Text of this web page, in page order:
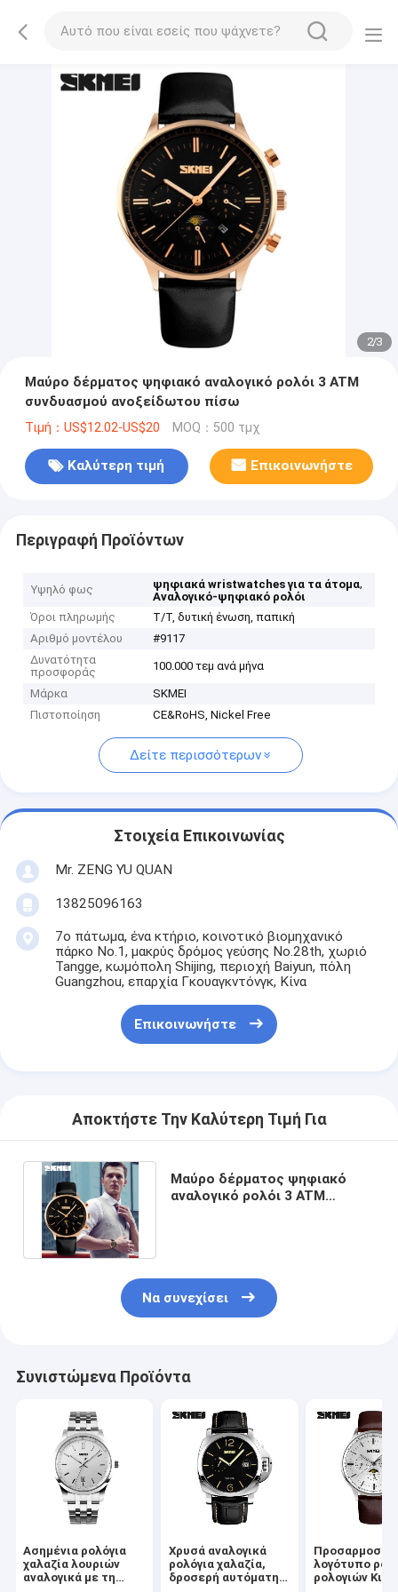
2/3
Μαύρο δέρματος ψηφιακό αναλογικό ρολόι 3 ATM
συνδυασμού ανοξείδωτου πίσω
Τιμή：US$12.02-US$20 MOQ：500 τμχ
Καλύτερη τιμή Επικοινωνήστε
Περιγραφή Προϊόντων
Υψηλό φως ψηφιακά wristwatches για τα άτομα,
Αναλογικό-ψηφιακό ρολόι
Όροι πληρωμής
T/T, δυτική ένωση, παπική
Αριθμό μοντέλου
#9117
Δυνατότητα
προσφοράς
100.000 τεμ ανά μήνα
Μάρκα
SKMEI
Πιστοποίηση
CE&RoHS, Nickel Free
Δείτε περισσότερων
Στοιχεία Επικοινωνίας
Mr. ZENG YU QUAN
13825096163
7ο πάτωμα, ένα κτήριο, κοινοτικό βιομηχανικό
πάρκο No.1, μακρύς δρόμος γεύσης No.28th, χωριό
Tangge, κωμόπολη Shijing, περιοχή Baiyun, πόλη
Guangzhou, επαρχία Γκουαγκντόνγκ, Κίνα
Επικοινωνήστε
Αποκτήστε Την Καλύτερη Τιμή Για
Μαύρο δέρματος ψηφιακό
αναλογικό ρολόι 3 ATM
Να συνεχίσει
Συνιστώμενα Προϊόντα
Ασημένια ρολόγια
χαλαζία λουριών
αναλογικά με τη
Χρυσά αναλογικά
ρολόγια χαλαζία,
δροσερή αυτόματη
λογότυπο
ρολογιών